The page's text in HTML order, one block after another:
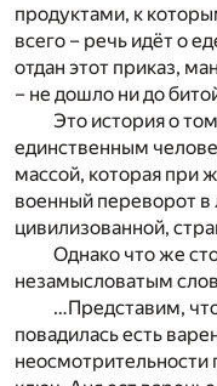
продуктами, к
всего – речь идёт о
отдан этот приказ,
– не дошло ни до
Это история о
единственным
массой, которая при
военный переворот
цивилизованной,
Однако что же
незамысловатым
…Представим,
повадилась есть
неосмотрительности